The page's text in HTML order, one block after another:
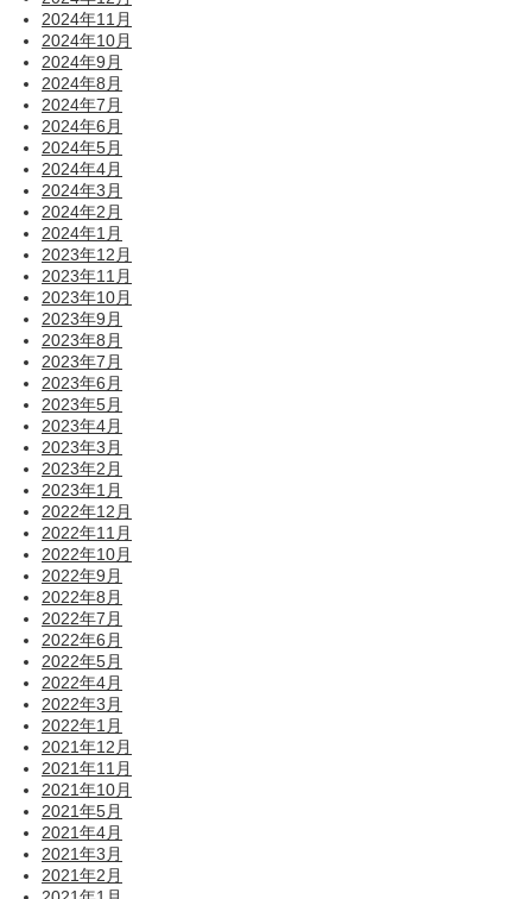
2024年11月
2024年10月
2024年9月
2024年8月
2024年7月
2024年6月
2024年5月
2024年4月
2024年3月
2024年2月
2024年1月
2023年12月
2023年11月
2023年10月
2023年9月
2023年8月
2023年7月
2023年6月
2023年5月
2023年4月
2023年3月
2023年2月
2023年1月
2022年12月
2022年11月
2022年10月
2022年9月
2022年8月
2022年7月
2022年6月
2022年5月
2022年4月
2022年3月
2022年1月
2021年12月
2021年11月
2021年10月
2021年5月
2021年4月
2021年3月
2021年2月